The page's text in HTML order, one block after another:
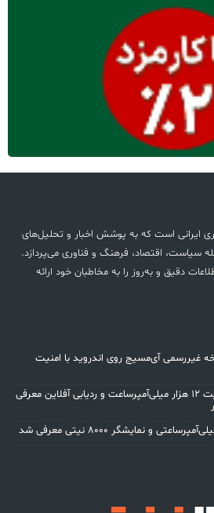
است که به پوشش اخبار و تحلیل‌های
اقتصاد، فرهنگ و فناوری می‌پردازد.
و به‌روز را به مخاطبان خود ارائه
آی‌مسیج روی اندروید با امنیت
پاوربانک ۱۰۰ واتی هواوی با ظرفیت ۱۲ هزار میلی‌آمپرساعت و ردیابی آفلاین معرفی